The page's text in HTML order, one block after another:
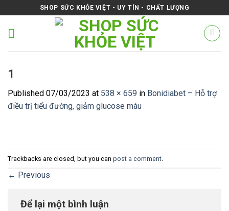
to
content
SHOP SỨC KHỎE VIỆT - UY TÍN - CHẤT LƯỢNG
1
Published 07/03/2023 at 538 × 659 in Bonidiabet – Hỗ trợ
điều trị tiểu đường, giảm glucose máu
Trackbacks are closed, but you can post a comment
← Previous
Để lại một bình luận